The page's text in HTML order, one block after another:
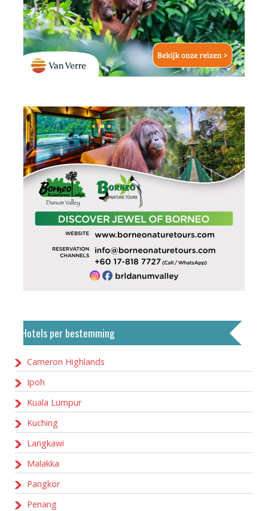
Hotels per bestemming
Cameron Highlands
Ipoh
Kuala Lumpur
Kuching
Langkawi
Malakka
Pangkor
Penang